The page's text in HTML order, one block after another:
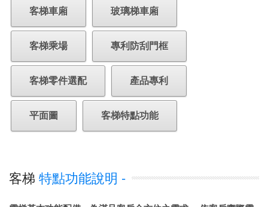
客梯車廂 玻璃梯車廂
客梯乘場 專利防刮門框
客梯零件選配 產品專利
平面圖 客梯特點功能
客梯 特點功能說明 -